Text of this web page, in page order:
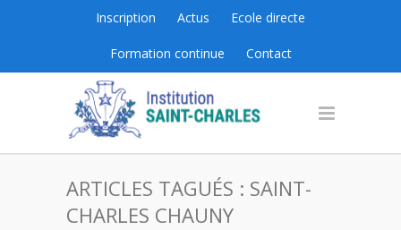
Inscription Actus Ecole directe
Formation continue Contact
ARTICLES TAGUÉS : SAINT-
CHARLES CHAUNY